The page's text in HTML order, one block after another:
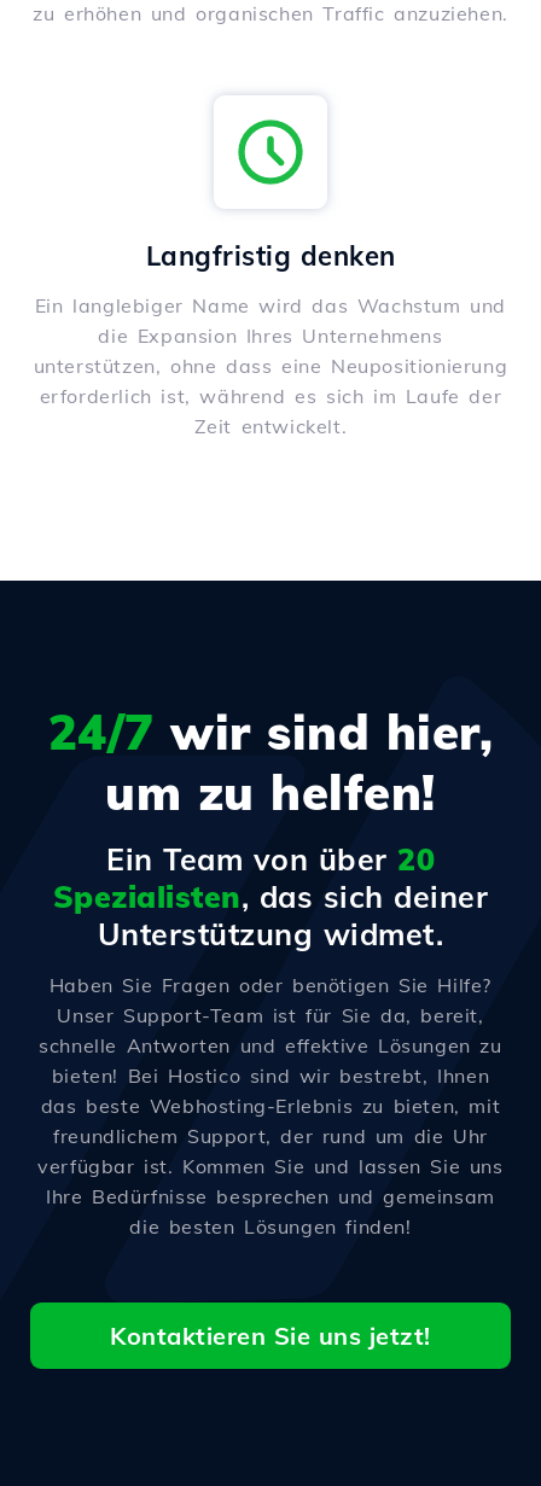
zu erhöhen und organischen Traffic anzuziehen.
Langfristig denken
Ein langlebiger Name wird das Wachstum und
die Expansion Ihres Unternehmens
unterstützen, ohne dass eine Neupositionierung
erforderlich ist, während es sich im Laufe der
Zeit entwickelt.
24/7 wir sind hier,
um zu helfen!
Ein Team von über 20
Spezialisten, das sich deiner
Unterstützung widmet.
Haben Sie Fragen oder benötigen Sie Hilfe?
Unser Support-Team ist für Sie da, bereit,
schnelle Antworten und effektive Lösungen zu
bieten! Bei Hostico sind wir bestrebt, Ihnen
das beste Webhosting-Erlebnis zu bieten, mit
freundlichem Support, der rund um die Uhr
verfügbar ist. Kommen Sie und lassen Sie uns
Ihre Bedürfnisse besprechen und gemeinsam
die besten Lösungen finden!
Kontaktieren Sie uns jetzt!